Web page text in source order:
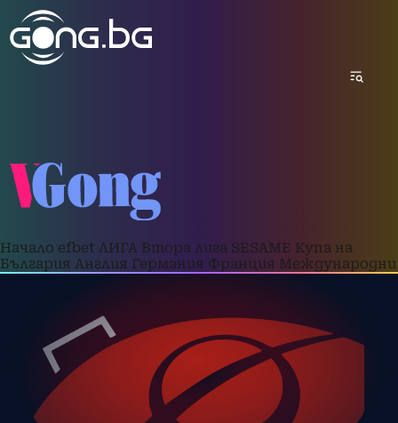
Начало efbet ЛИГА Втора лига SESAME Купа на
България Англия Германия Франция Международни